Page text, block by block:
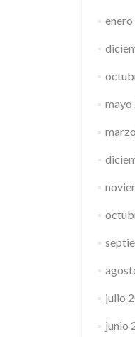
mayo
julio
junio